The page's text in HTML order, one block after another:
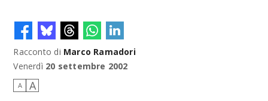
Racconto di Marco Ramadori
Venerdì 20 settembre 2002
A A